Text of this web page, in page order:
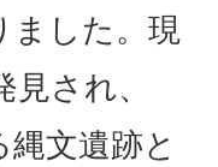
ました。現
され、
文遺跡と